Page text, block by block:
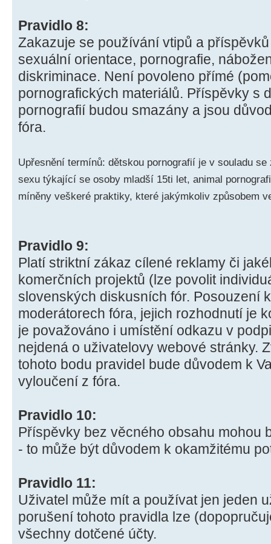
Pravidlo 8:
Zakazuje se používání vtipů a
sexuální orientace, pornografie,
diskriminace. Není povoleno přímé
pornografických materiálů. Příspěvky s
pornografií budou smazány a jsou
fóra.
Upřesnění termínů: dětskou pornografií je v souladu
sexu týkající se osoby mladší 15ti let, animal
míněny veškeré praktiky, které jakýmkoliv způsobem
Pravidlo 9:
Platí striktní zákaz cílené reklamy či
komerčních projektů (lze povolit
slovenských diskusních fór. Posouzení
moderátorech fóra, jejich rozhodnutí je
je považováno i umístění odkazu v
nejdená o uživatelovy webové stránky.
tohoto bodu pravidel bude důvodem k
vyloučení z fóra.
Pravidlo 10:
Příspěvky bez věcného obsahu mohou
- to může být důvodem k okamžitému
Pravidlo 11:
Uživatel může mít a používat jen jeden
porušení tohoto pravidla lze
všechny dotčené účty.